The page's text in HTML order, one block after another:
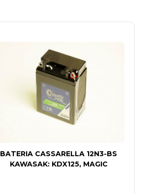
BATERIA CASSARELLA 12N3-BS
KAWASAK: KDX125, MAGIC